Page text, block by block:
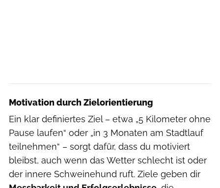
Motivation durch Zielorientierung
Ein klar definiertes Ziel – etwa „5 Kilometer ohne
Pause laufen“ oder „in 3 Monaten am Stadtlauf
teilnehmen“ – sorgt dafür, dass du motiviert
bleibst, auch wenn das Wetter schlecht ist oder
der innere Schweinehund ruft. Ziele geben dir